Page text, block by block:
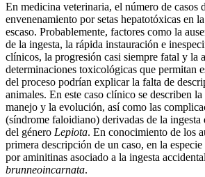
En medicina veterinaria, el número de casos
envenenamiento por setas hepatotóxicas en
escaso. Probablemente, factores como la
de la ingesta, la rápida instauración e
clínicos, la progresión casi siempre fatal y la
determinaciones toxicológicas que permitan
del proceso podrían explicar la falta de
animales. En este caso clínico se describen
manejo y la evolución, así como las
(síndrome faloidiano) derivadas de la ingesta
del género Lepiota. En conocimiento de los
primera descripción de un caso, en la
por aminitinas asociado a la ingesta
brunneoincarnata.